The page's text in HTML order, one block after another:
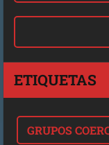
ETIQUETAS
GRUPOS